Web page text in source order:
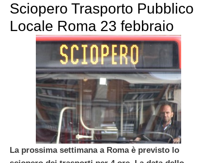
Sciopero Trasporto Pubblico
Locale Roma 23 febbraio
La prossima settimana a Roma è previsto lo